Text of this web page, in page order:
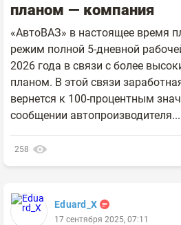
планом — компания
«АвтоВАЗ» в настоящее время
режим полной 5-дневной
2026 года в связи с более
планом. В этой связи
вернется к 100-процентным
сообщении
258
Eduard_X
17 сентября 2025, 07:11